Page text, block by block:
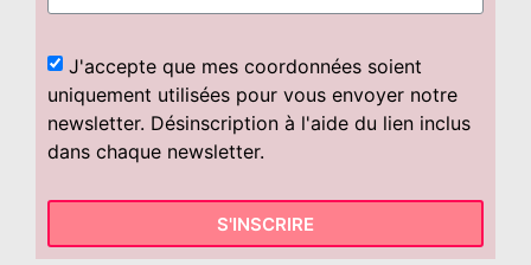
J'accepte que mes coordonnées soient
uniquement utilisées pour vous envoyer notre
newsletter. Désinscription à l'aide du lien inclus
dans chaque newsletter.
S'INSCRIRE